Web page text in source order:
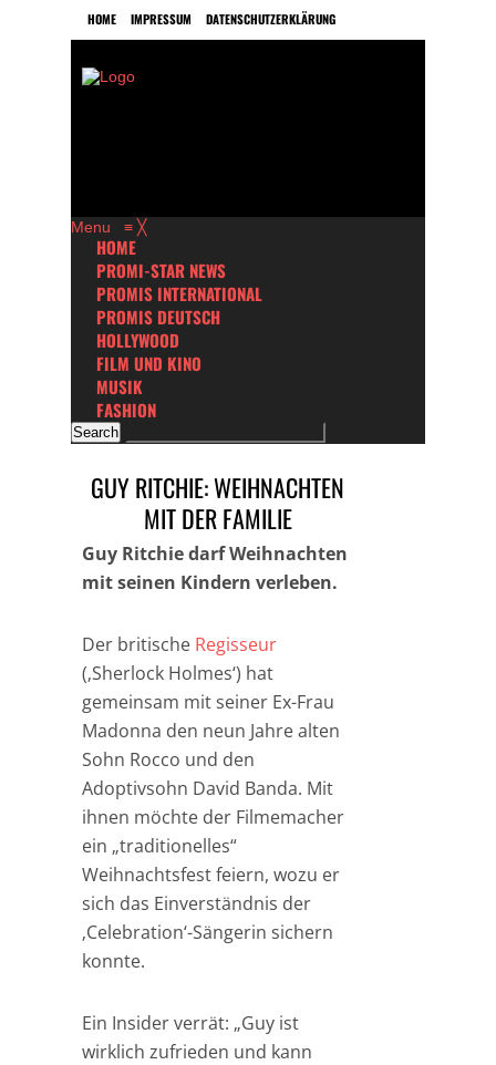
HOME IMPRESSUM DATENSCHUTZERKLÄRUNG
Menu ≡ ╳
HOME
PROMI-STAR NEWS
PROMIS INTERNATIONAL
PROMIS DEUTSCH
HOLLYWOOD
FILM UND KINO
MUSIK
FASHION
GUY RITCHIE: WEIHNACHTEN
MIT DER FAMILIE
Guy Ritchie darf Weihnachten
mit seinen Kindern verleben.
Der britische Regisseur
(‚Sherlock Holmes‘) hat
gemeinsam mit seiner Ex-Frau
Madonna den neun Jahre alten
Sohn Rocco und den
Adoptivsohn David Banda. Mit
ihnen möchte der Filmemacher
ein „traditionelles“
Weihnachtsfest feiern, wozu er
sich das Einverständnis der
‚Celebration‘-Sängerin sichern
konnte.
Ein Insider verrät: „Guy ist
wirklich zufrieden und kann